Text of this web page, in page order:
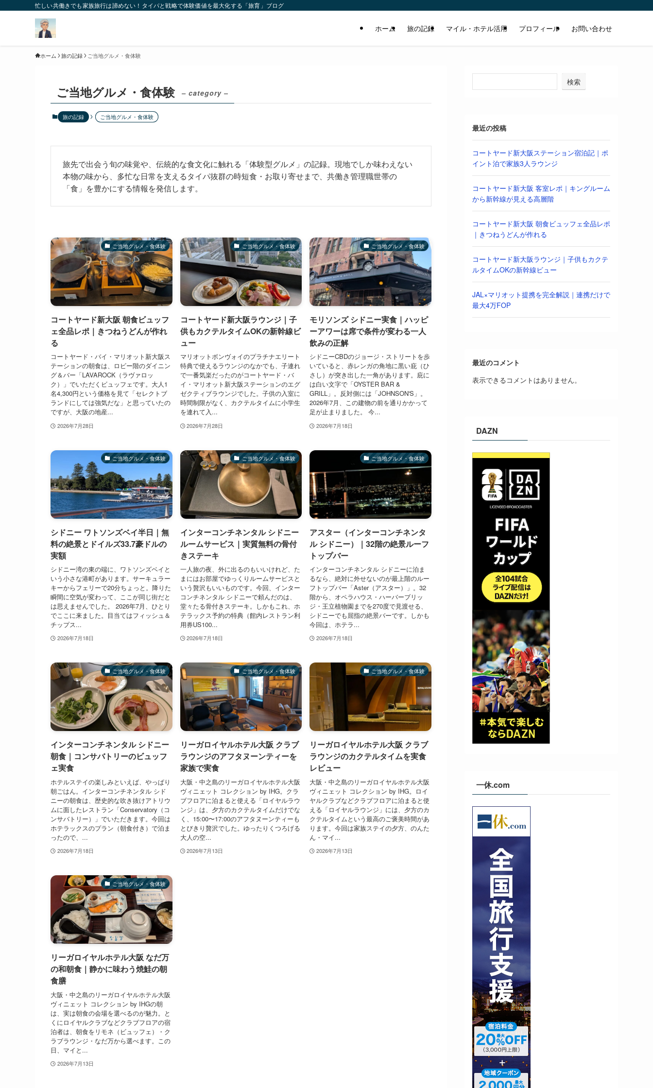
忙しい共働きでも家族旅行は諦めない！タイパと戦略で体験価値を最大化する「旅育」ブログ
ホーム 旅の記録 マイル・ホテル活用 プロフィール お問い合わせ
ホーム 旅の記録 ご当地グルメ・食体験
ご当地グルメ・食体験 – category –
旅の記録 ご当地グルメ・食体験
旅先で出会う旬の味覚や、伝統的な食文化に触れる「体験型グルメ」の記録。現地でしか味わえない
本物の味から、多忙な日常を支えるタイパ抜群の時短食・お取り寄せまで、共働き管理職世帯の
「食」を豊かにする情報を発信します。
ご当地グルメ・食体験
コートヤード新大阪 朝食ビュッフ
ェ全品レポ｜きつねうどんが作れ
る
コートヤード・バイ・マリオット新大阪ス
テーションの朝食は、ロビー階のダイニン
グ＆バー「LAVAROCK（ラヴァロッ
ク）」でいただくビュッフェです。大人1
名4,300円という価格を見て「セレクトブ
ランドにしては強気だな」と思っていたの
ですが、大阪の地産...
2026年7月28日
ご当地グルメ・食体験
コートヤード新大阪ラウンジ｜子
供もカクテルタイムOKの新幹線ビ
ュー
マリオットボンヴォイのプラチナエリート
特典で使えるラウンジのなかでも、子連れ
で一番気楽だったのがコートヤード・バ
イ・マリオット新大阪ステーションのエグ
ゼクティブラウンジでした。子供の入室に
時間制限がなく、カクテルタイムに小学生
を連れて入...
2026年7月28日
ご当地グルメ・食体験
モリソンズ シドニー実食｜ハッピ
ーアワーは席で条件が変わる一人
飲みの正解
シドニーCBDのジョージ・ストリートを歩
いていると、赤レンガの角地に黒い庇（ひ
さし）が突き出した一角があります。庇に
は白い文字で「OYSTER BAR &
GRILL」。反対側には「JOHNSON'S」。
2026年7月、この建物の前を通りかかって
足が止まりました。 今...
2026年7月18日
ご当地グルメ・食体験
シドニー ワトソンズベイ半日｜無
料の絶景とドイルズ33.7豪ドルの
実額
シドニー湾の東の端に、ワトソンズベイと
いう小さな港町があります。サーキュラー
キーからフェリーで20分ちょっと。降りた
瞬間に空気が変わって、ここが同じ街だと
は思えませんでした。 2026年7月、ひとり
でここに来ました。目当てはフィッシュ＆
チップス...
2026年7月18日
ご当地グルメ・食体験
インターコンチネンタル シドニー
ルームサービス｜実質無料の骨付
きステーキ
一人旅の夜、外に出るのもいいけれど、た
まにはお部屋でゆっくりルームサービスと
いう贅沢もいいものです。今回、インター
コンチネンタル シドニーで頼んだのは、
堂々たる骨付きステーキ。しかもこれ、ホ
テラックス予約の特典（館内レストラン利
用券US100...
2026年7月18日
ご当地グルメ・食体験
アスター（インターコンチネンタ
ル シドニー）｜32階の絶景ルーフ
トップバー
インターコンチネンタル シドニーに泊ま
るなら、絶対に外せないのが最上階のルー
フトップバー「Aster（アスター）」。32
階から、オペラハウス・ハーバーブリッ
ジ・王立植物園までを270度で見渡せる、
シドニーでも屈指の絶景バーです。しかも
今回は、ホテラ...
2026年7月18日
ご当地グルメ・食体験
インターコンチネンタル シドニー
朝食｜コンサバトリーのビュッフ
ェ実食
ホテルステイの楽しみといえば、やっぱり
朝ごはん。インターコンチネンタル シド
ニーの朝食は、歴史的な吹き抜けアトリウ
ムに面したレストラン「Conservatory（コ
ンサバトリー）」でいただきます。今回は
ホテラックスのプラン（朝食付き）で泊ま
ったので、...
2026年7月18日
ご当地グルメ・食体験
リーガロイヤルホテル大阪 クラブ
ラウンジのアフタヌーンティーを
家族で実食
大阪・中之島のリーガロイヤルホテル大阪
ヴィニェット コレクション by IHG。クラ
ブフロアに泊まると使える「ロイヤルラウ
ンジ」は、夕方のカクテルタイムだけでな
く、15:00〜17:00のアフタヌーンティーも
とびきり贅沢でした。ゆったりくつろげる
大人の空...
2026年7月13日
ご当地グルメ・食体験
リーガロイヤルホテル大阪 クラブ
ラウンジのカクテルタイムを実食
レビュー
大阪・中之島のリーガロイヤルホテル大阪
ヴィニェット コレクション by IHG。ロイ
ヤルクラブなどクラブフロアに泊まると使
える「ロイヤルラウンジ」には、夕方のカ
クテルタイムという最高のご褒美時間があ
ります。今回は家族ステイの夕方、のんた
ん・マイ...
2026年7月13日
ご当地グルメ・食体験
リーガロイヤルホテル大阪 なだ万
の和朝食｜静かに味わう焼鮭の朝
食膳
大阪・中之島のリーガロイヤルホテル大阪
ヴィニェット コレクション by IHGの朝
は、実は朝食の会場を選べるのが魅力。と
くにロイヤルクラブなどクラブフロアの宿
泊者は、朝食をリモネ（ビュッフェ）・ク
ラブラウンジ・なだ万から選べます。この
日、マイと...
2026年7月13日
検索
最近の投稿
コートヤード新大阪ステーション宿泊記｜ポ
イント泊で家族3人ラウンジ
コートヤード新大阪 客室レポ｜キングルーム
から新幹線が見える高層階
コートヤード新大阪 朝食ビュッフェ全品レポ
｜きつねうどんが作れる
コートヤード新大阪ラウンジ｜子供もカクテ
ルタイムOKの新幹線ビュー
JAL×マリオット提携を完全解説｜連携だけで
最大4万FOP
最近のコメント
表示できるコメントはありません。
DAZN
一休.com